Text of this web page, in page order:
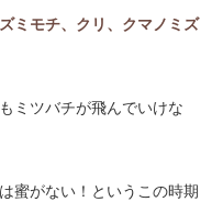
ミモチ、クリ、クマノミズ
ミツバチが飛んでいけな
蜜がない！というこの時期